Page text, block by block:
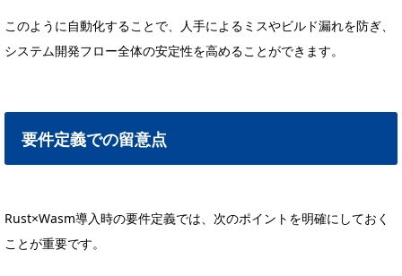
このように自動化することで、人手によるミスやビルド漏れを防ぎ、
システム開発フロー全体の安定性を高めることができます。
要件定義での留意点
Rust×Wasm導入時の要件定義では、次のポイントを明確にしておく
ことが重要です。